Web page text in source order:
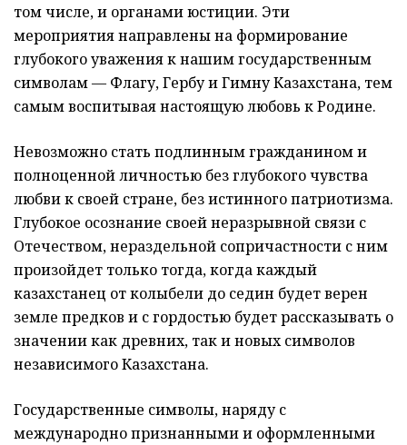
том числе, и органами юстиции. Эти
мероприятия направлены на формирование
глубокого уважения к нашим государственным
символам — Флагу, Гербу и Гимну Казахстана, тем
самым воспитывая настоящую любовь к Родине.
Невозможно стать подлинным гражданином и
полноценной личностью без глубокого чувства
любви к своей стране, без истинного патриотизма.
Глубокое осознание своей неразрывной связи с
Отечеством, нераздельной сопричастности с ним
произойдет только тогда, когда каждый
казахстанец от колыбели до седин будет верен
земле предков и с гордостью будет рассказывать о
значении как древних, так и новых символов
независимого Казахстана.
Государственные символы, наряду с
международно признанными и оформленными